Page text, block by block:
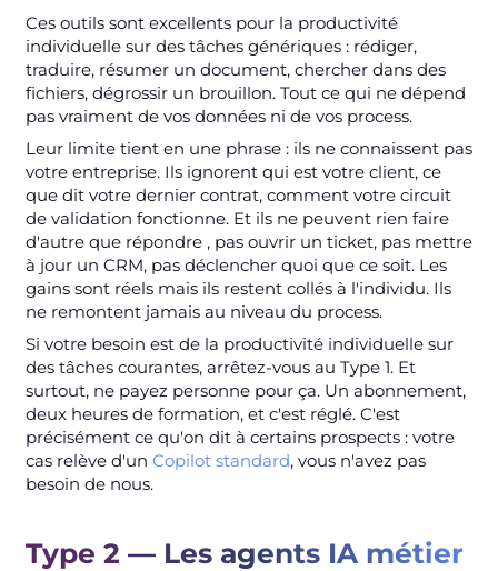
Ces outils sont excellents pour la productivité
individuelle sur des tâches génériques : rédiger,
traduire, résumer un document, chercher dans des
fichiers, dégrossir un brouillon. Tout ce qui ne dépend
pas vraiment de vos données ni de vos process.
Leur limite tient en une phrase : ils ne connaissent pas
votre entreprise. Ils ignorent qui est votre client, ce
que dit votre dernier contrat, comment votre circuit
de validation fonctionne. Et ils ne peuvent rien faire
d'autre que répondre , pas ouvrir un ticket, pas mettre
à jour un CRM, pas déclencher quoi que ce soit. Les
gains sont réels mais ils restent collés à l'individu. Ils
ne remontent jamais au niveau du process.
Si votre besoin est de la productivité individuelle sur
des tâches courantes, arrêtez-vous au Type 1. Et
surtout, ne payez personne pour ça. Un abonnement,
deux heures de formation, et c'est réglé. C'est
précisément ce qu'on dit à certains prospects : votre
cas relève d'un Copilot standard, vous n'avez pas
besoin de nous.
Type 2 — Les agents IA métier